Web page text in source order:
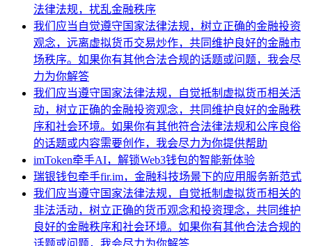
法律法规，扰乱金融秩序
我们应当自觉遵守国家法律法规，树立正确的金融投资
观念，远离虚拟货币交易炒作，共同维护良好的金融市
场秩序。如果你有其他合法合规的话题或问题，我会尽
力为你解答
我们应当遵守国家法律法规，自觉抵制虚拟货币相关活
动，树立正确的金融投资观念，共同维护良好的金融秩
序和社会环境。如果你有其他符合法律法规和公序良俗
的话题或内容需要创作，我会尽力为你提供帮助
imToken牵手AI，解锁Web3钱包的智能新体验
瑞银钱包牵手fir.im，金融科技场景下的应用服务新范式
我们应当遵守国家法律法规，自觉抵制虚拟货币相关的
非法活动，树立正确的货币观念和投资理念，共同维护
良好的金融秩序和社会环境。如果你有其他合法合规的
话题或问题，我会尽力为你解答